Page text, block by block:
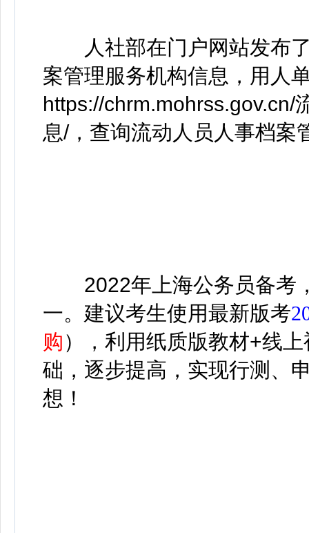
人社部在门户网站发布了
案管理服务机构信息，用人
https://chrm.mohrss.gov.cn/
息/，查询流动人员人事档案
2022年上海公务员备考
一。建议考生使用最新版考
购）
，利用纸质版教材+线
础，逐步提高，实现行测、
想！